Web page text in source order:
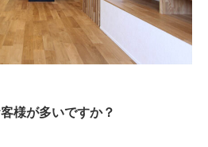
様が多いですか？